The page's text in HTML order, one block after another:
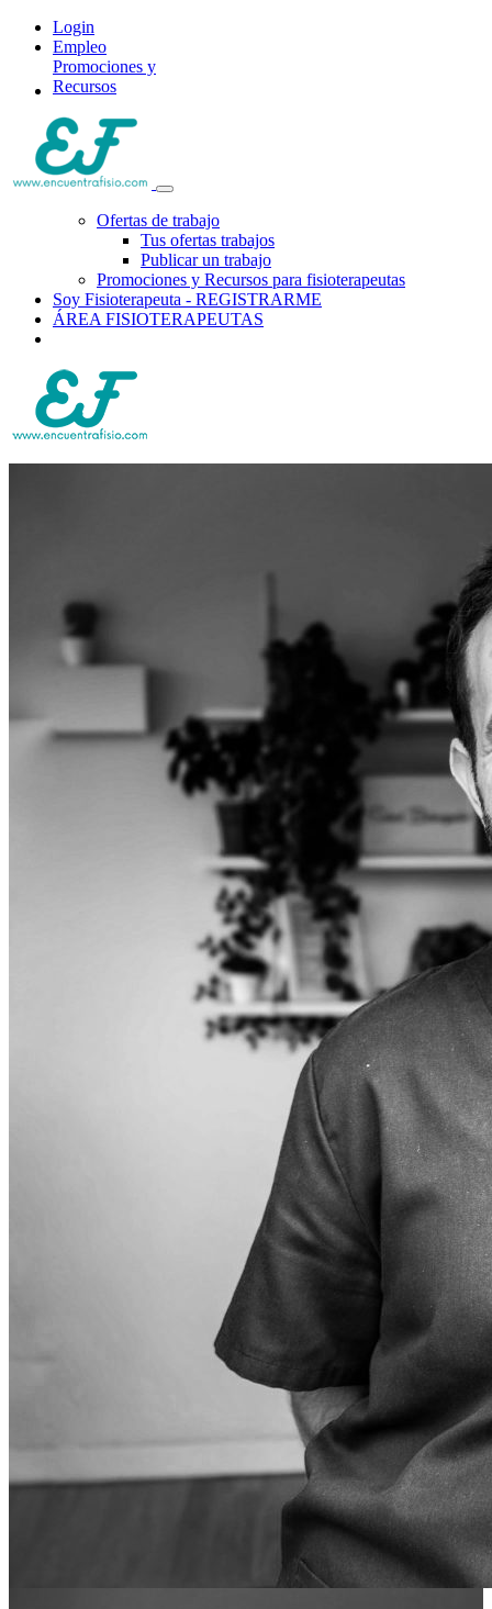
Login
Empleo
Promociones y
Recursos
Ofertas de trabajo
Tus ofertas trabajos
Publicar un trabajo
Promociones y Recursos para fisioterapeutas
Soy Fisioterapeuta - REGISTRARME
ÁREA FISIOTERAPEUTAS